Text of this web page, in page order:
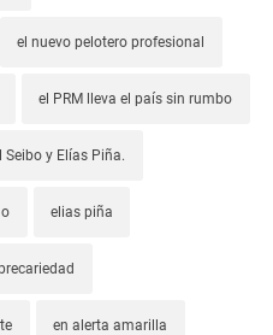
el nuevo pelotero profesional
el PRM lleva el país sin rumbo
Seibo y Elías Piña.
elias piña
en alerta amarilla